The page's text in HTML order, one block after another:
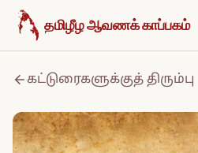
உள்ளடக்கத்திற்குச் செல்க
தமிழீழ ஆவணக் காப்பகம்
கட்டுரைகளுக்குத் திரும்பு